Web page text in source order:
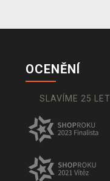
OCENĚNÍ
SLAVÍME 25 LET